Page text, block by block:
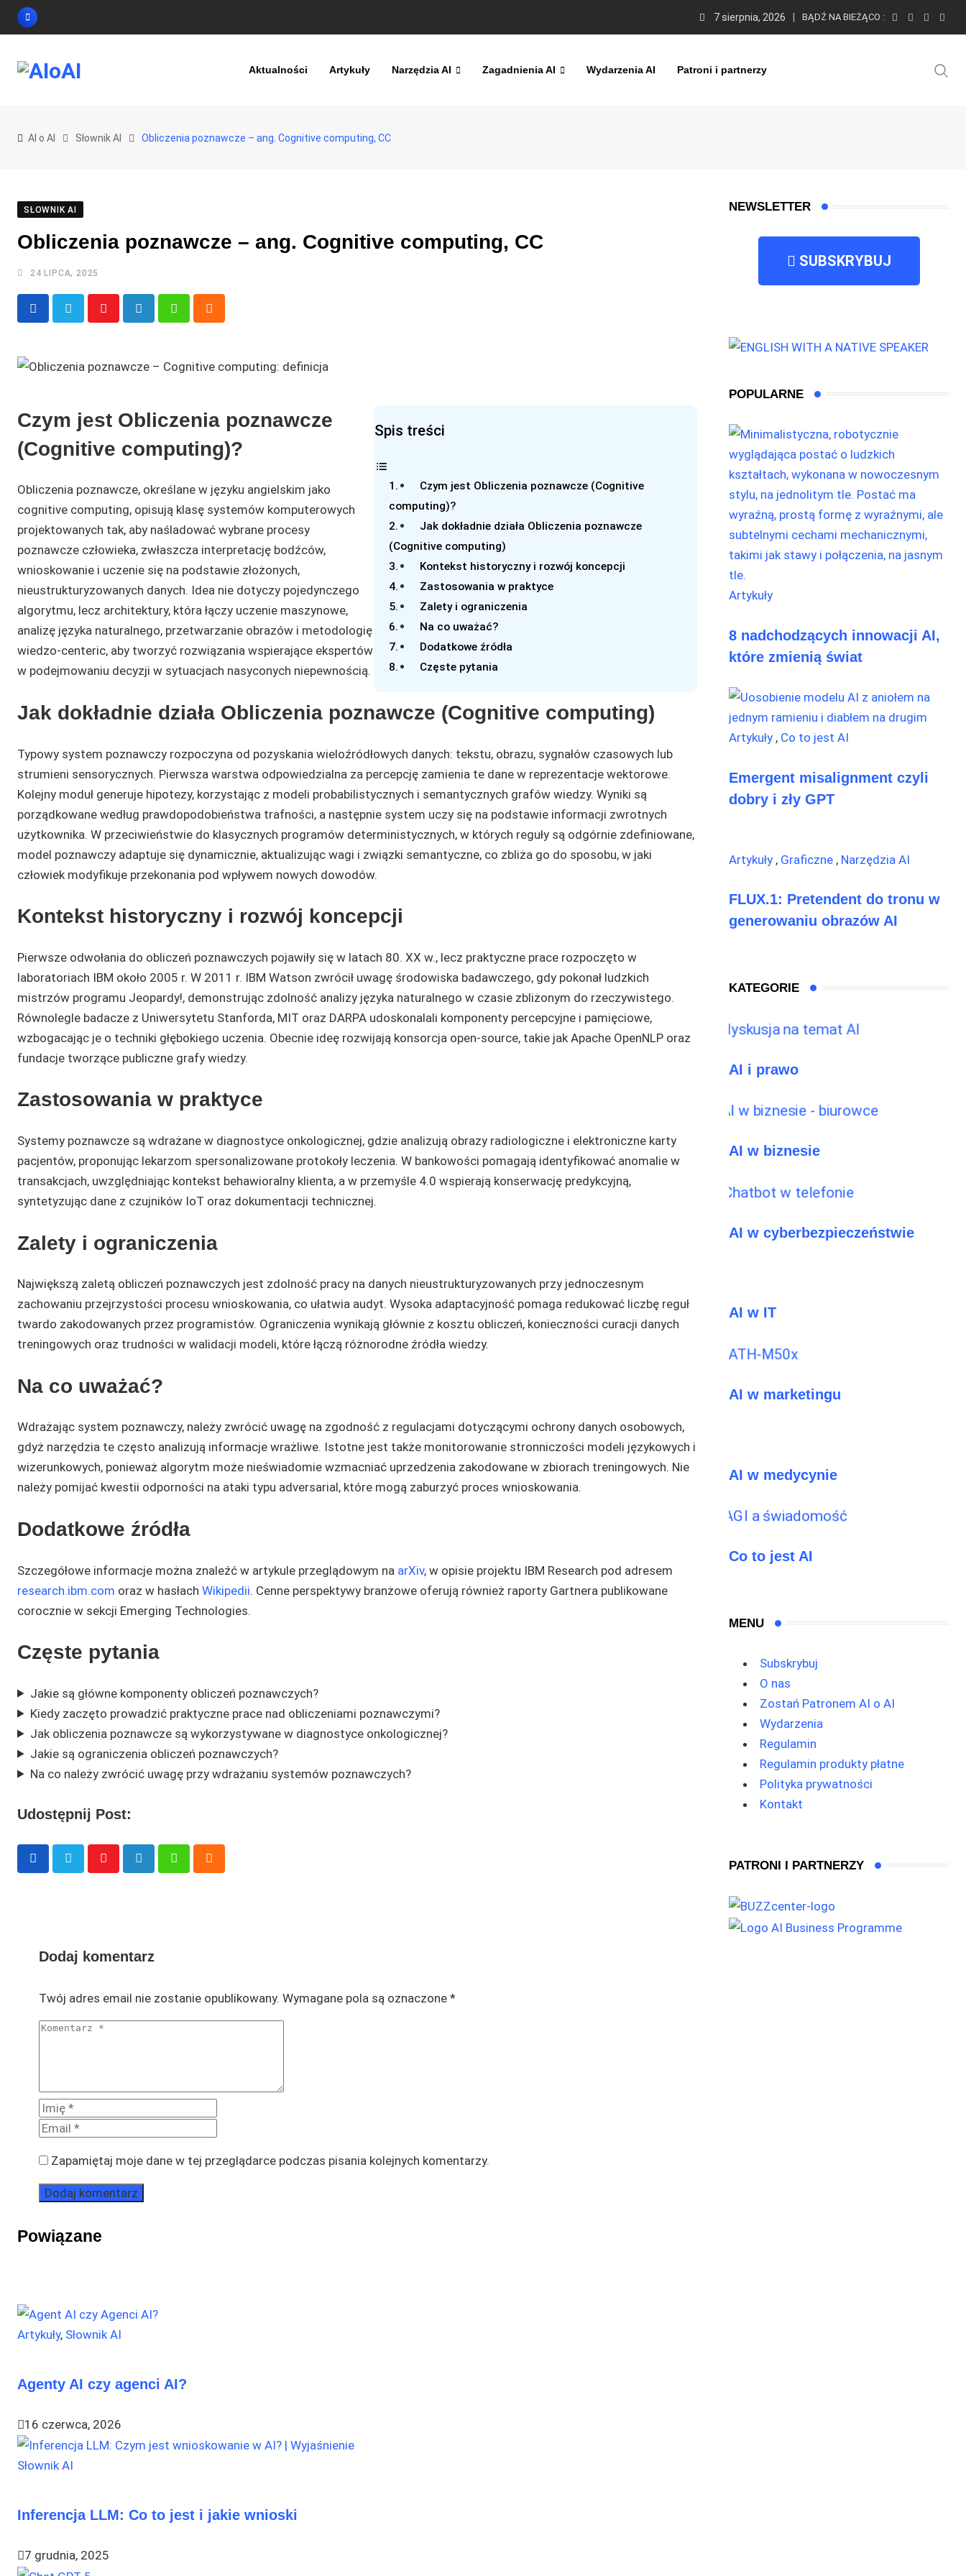
Skip
7 sierpnia, 2026 BĄDŹ NA BIEŻĄCO :
Aktualności Artykuły Narzędzia AI Zagadnienia AI Wydarzenia AI Patroni i partnerzy
AI o AI Słownik AI Obliczenia poznawcze – ang. Cognitive computing, CC
SŁOWNIK AI
Obliczenia poznawcze – ang. Cognitive computing, CC
24 LIPCA, 2025
YoutubeLinkedInWhatsapp
Cloud
Spis treści
Czym jest Obliczenia poznawcze (Cognitive
computing)?
Jak dokładnie działa Obliczenia poznawcze
(Cognitive computing)
Kontekst historyczny i rozwój koncepcji
Zastosowania w praktyce
Zalety i ograniczenia
Na co uważać?
Dodatkowe źródła
Częste pytania
Czym jest Obliczenia poznawcze
(Cognitive computing)?
Obliczenia poznawcze, określane w języku angielskim jako
cognitive computing, opisują klasę systemów komputerowych
projektowanych tak, aby naśladować wybrane procesy
poznawcze człowieka, zwłaszcza interpretację bodźców,
wnioskowanie i uczenie się na podstawie złożonych,
nieustrukturyzowanych danych. Idea nie dotyczy pojedynczego
algorytmu, lecz architektury, która łączy uczenie maszynowe,
analizę języka naturalnego, przetwarzanie obrazów i metodologię
wiedzo-centeric, aby tworzyć rozwiązania wspierające ekspertów
w podejmowaniu decyzji w sytuacjach nasyconych niepewnością.
Jak dokładnie działa Obliczenia poznawcze (Cognitive computing)
Typowy system poznawczy rozpoczyna od pozyskania wieloźródłowych danych: tekstu, obrazu, sygnałów czasowych lub
strumieni sensorycznych. Pierwsza warstwa odpowiedzialna za percepcję zamienia te dane w reprezentacje wektorowe.
Kolejny moduł generuje hipotezy, korzystając z modeli probabilistycznych i semantycznych grafów wiedzy. Wyniki są
porządkowane według prawdopodobieństwa trafności, a następnie system uczy się na podstawie informacji zwrotnych
użytkownika. W przeciwieństwie do klasycznych programów deterministycznych, w których reguły są odgórnie zdefiniowane,
model poznawczy adaptuje się dynamicznie, aktualizując wagi i związki semantyczne, co zbliża go do sposobu, w jaki
człowiek modyfikuje przekonania pod wpływem nowych dowodów.
Kontekst historyczny i rozwój koncepcji
Pierwsze odwołania do obliczeń poznawczych pojawiły się w latach 80. XX w., lecz praktyczne prace rozpoczęto w
laboratoriach IBM około 2005 r. W 2011 r. IBM Watson zwrócił uwagę środowiska badawczego, gdy pokonał ludzkich
mistrzów programu Jeopardy!, demonstrując zdolność analizy języka naturalnego w czasie zbliżonym do rzeczywistego.
Równolegle badacze z Uniwersytetu Stanforda, MIT oraz DARPA udoskonalali komponenty percepcyjne i pamięciowe,
wzbogacając je o techniki głębokiego uczenia. Obecnie ideę rozwijają konsorcja open-source, takie jak Apache OpenNLP oraz
fundacje tworzące publiczne grafy wiedzy.
Zastosowania w praktyce
Systemy poznawcze są wdrażane w diagnostyce onkologicznej, gdzie analizują obrazy radiologiczne i elektroniczne karty
pacjentów, proponując lekarzom spersonalizowane protokoły leczenia. W bankowości pomagają identyfikować anomalie w
transakcjach, uwzględniając kontekst behawioralny klienta, a w przemyśle 4.0 wspierają konserwację predykcyjną,
syntetyzując dane z czujników IoT oraz dokumentacji technicznej.
Zalety i ograniczenia
Największą zaletą obliczeń poznawczych jest zdolność pracy na danych nieustrukturyzowanych przy jednoczesnym
zachowaniu przejrzystości procesu wnioskowania, co ułatwia audyt. Wysoka adaptacyjność pomaga redukować liczbę reguł
twardo zakodowanych przez programistów. Ograniczenia wynikają głównie z kosztu obliczeń, konieczności curacji danych
treningowych oraz trudności w walidacji modeli, które łączą różnorodne źródła wiedzy.
Na co uważać?
Wdrażając system poznawczy, należy zwrócić uwagę na zgodność z regulacjami dotyczącymi ochrony danych osobowych,
gdyż narzędzia te często analizują informacje wrażliwe. Istotne jest także monitorowanie stronniczości modeli językowych i
wizerunkowych, ponieważ algorytm może nieświadomie wzmacniać uprzedzenia zakodowane w zbiorach treningowych. Nie
należy pomijać kwestii odporności na ataki typu adversarial, które mogą zaburzyć proces wnioskowania.
Dodatkowe źródła
Szczegółowe informacje można znaleźć w artykule przeglądowym na arXiv, w opisie projektu IBM Research pod adresem
research.ibm.com oraz w hasłach Wikipedii. Cenne perspektywy branżowe oferują również raporty Gartnera publikowane
corocznie w sekcji Emerging Technologies.
Częste pytania
Jakie są główne komponenty obliczeń poznawczych?
Kiedy zaczęto prowadzić praktyczne prace nad obliczeniami poznawczymi?
Jak obliczenia poznawcze są wykorzystywane w diagnostyce onkologicznej?
Jakie są ograniczenia obliczeń poznawczych?
Na co należy zwrócić uwagę przy wdrażaniu systemów poznawczych?
Udostępnij Post:
Youtube LinkedIn WhatsappCloud
Dodaj komentarz
Twój adres email nie zostanie opublikowany. Wymagane pola są oznaczone *
Zapamiętaj moje dane w tej przeglądarce podczas pisania kolejnych komentarzy.
Powiązane
Artykuły, Słownik AI
Agenty AI czy agenci AI?
16 czerwca, 2026
Słownik AI
Inferencja LLM: Co to jest i jakie wnioski
7 grudnia, 2025
NEWSLETTER
SUBSKRYBUJ
POPULARNE
Artykuły
8 nadchodzących innowacji AI,
które zmienią świat
Artykuły , Co to jest AI
Emergent misalignment czyli
dobry i zły GPT
Artykuły , Graficzne , Narzędzia AI
FLUX.1: Pretendent do tronu w
generowaniu obrazów AI
KATEGORIE
AI i prawo
AI w biznesie
AI w cyberbezpieczeństwie
AI w IT
AI w marketingu
AI w medycynie
Co to jest AI
MENU
Subskrybuj
O nas
Zostań Patronem AI o AI
Wydarzenia
Regulamin
Regulamin produkty płatne
Polityka prywatności
Kontakt
PATRONI I PARTNERZY